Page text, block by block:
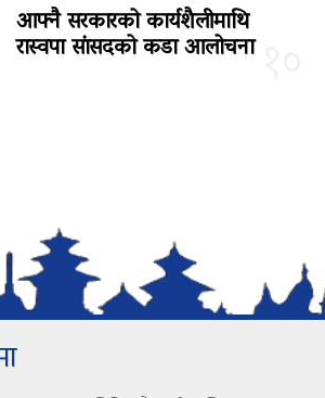
आफ्नै सरकारको कार्यशैलीमाथि
रास्वपा सांसदको कडा आलोचना